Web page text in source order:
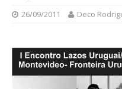
26/09/2011 Deco